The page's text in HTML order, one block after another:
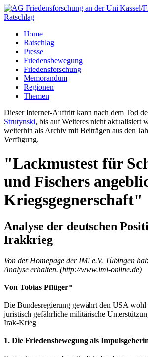
Home
Ratschlag
Presse
Friedensbewegung
Friedensforschung
Memorandum
Regionen
Themen
Dieser Internet-Auftritt kann nach dem Tod
Strutynski, bis auf Weiteres nicht aktualisiert
weiterhin als Archiv mit Beiträgen aus den
Verfügung.
"Lackmustest für
und Fischers
Kriegsgegnerschaft"
Analyse der deutschen
Irakkrieg
Von der Homepage der IMI e.V. Tübingen
Analyse erhalten. (http://www.imi-online.de)
Von Tobias Pflüger*
Die Bundesregierung gewährt den USA wohl
juristisch gefährliche militärische
Irak-Krieg
1. Die Friedensbewegung als